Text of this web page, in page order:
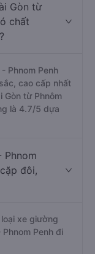
Gòn từ
chất
Phnom Penh
cao cấp nhất
Gòn từ Phnôm
là 4.7/5 dựa
Phnom
đôi,
xe giường
Penh đi